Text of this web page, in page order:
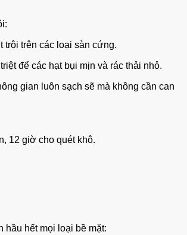
trội trên các loại sàn cứng.
để các hạt bụi mịn và rác thải nhỏ.
gian luôn sạch sẽ mà không cần can
12 giờ cho quét khô.
hầu hết mọi loại bề mặt: